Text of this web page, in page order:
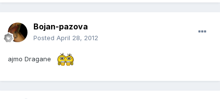
Bojan-pazova
Posted April 28, 2012
ajmo Dragane